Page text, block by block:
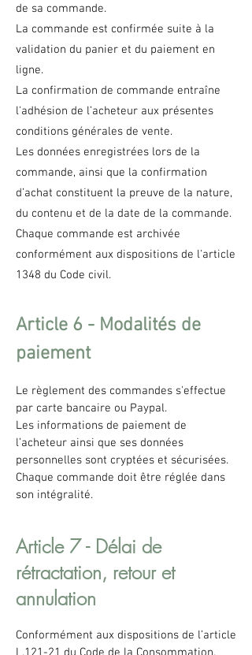
de sa commande.
La commande est confirmée suite à la
validation du panier et du paiement en
ligne.
La confirmation de commande entraîne
l'adhésion de l’acheteur aux présentes
conditions générales de vente.
Les données enregistrées lors de la
commande, ainsi que la confirmation
d’achat constituent la preuve de la nature,
du contenu et de la date de la commande.
Chaque commande est archivée
conformément aux dispositions de l'article
1348 du Code civil.
Article 6 - Modalités de
paiement
Le règlement des commandes s'effectue
par carte bancaire ou Paypal.
Les informations de paiement de
l’acheteur ainsi que ses données
personnelles sont cryptées et sécurisées.
Chaque commande doit être réglée dans
son intégralité.
Article 7 - Délai de
rétractation, retour et
annulation
Conformément aux dispositions de l’article